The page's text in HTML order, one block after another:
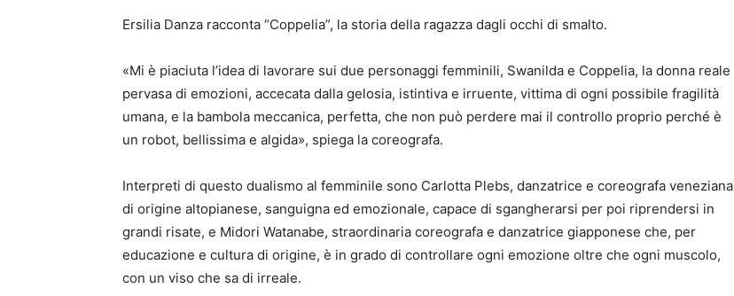
Ersilia Danza racconta “Coppelia”, la storia della ragazza dagli occhi di smalto.
«Mi è piaciuta l’idea di lavorare sui due personaggi femminili, Swanilda e Coppelia, la donna reale
pervasa di emozioni, accecata dalla gelosia, istintiva e irruente, vittima di ogni possibile fragilità
umana, e la bambola meccanica, perfetta, che non può perdere mai il controllo proprio perché è
un robot, bellissima e algida», spiega la coreografa.
Interpreti di questo dualismo al femminile sono Carlotta Plebs, danzatrice e coreografa veneziana
di origine altopianese, sanguigna ed emozionale, capace di sgangherarsi per poi riprendersi in
grandi risate, e Midori Watanabe, straordinaria coreografa e danzatrice giapponese che, per
educazione e cultura di origine, è in grado di controllare ogni emozione oltre che ogni muscolo,
con un viso che sa di irreale.